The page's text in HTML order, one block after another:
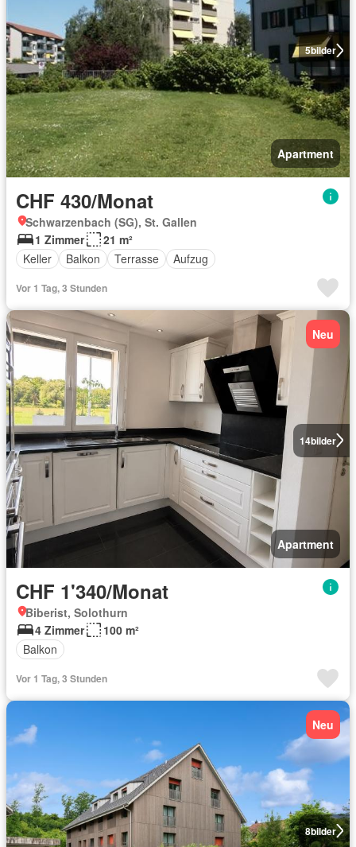
5bilder
Apartment
CHF 430/Monat
Schwarzenbach (SG), St. Gallen
1 Zimmer
21 m²
Keller
Balkon Terrasse Aufzug
Vor 1 Tag, 3 Stunden
14bilder
Neu
Apartment
CHF 1'340/Monat
Biberist, Solothurn
4 Zimmer
100 m²
Balkon
Vor 1 Tag, 3 Stunden
8bilder
Neu